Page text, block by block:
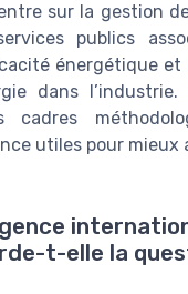
sur la gestion
publics
énergétique et
dans l’industrie.
cadres
utiles pour
t-elle la